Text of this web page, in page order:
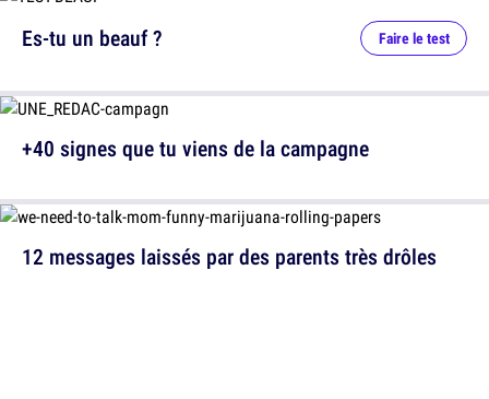
12 messages laissés par des parents très drôles
Es-tu un beauf ? Faire le test
+40 signes que tu viens de la campagne